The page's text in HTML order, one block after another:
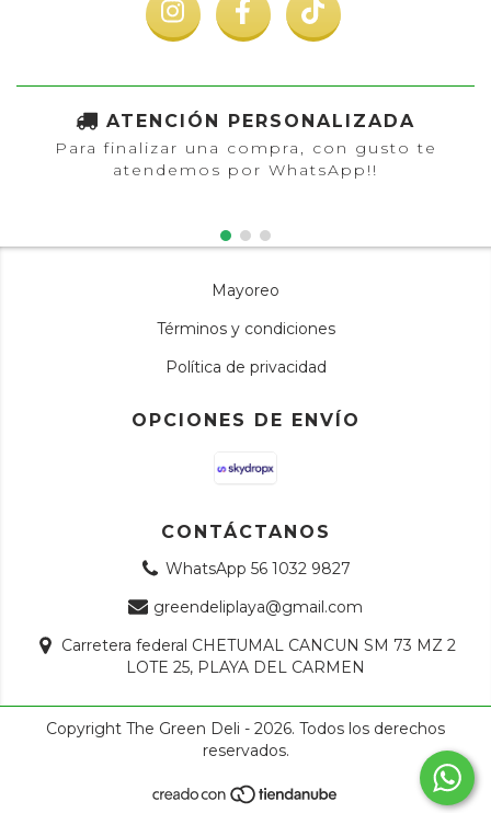
ATENCIÓN PERSONALIZADA
Para finalizar una compra, con gusto te
atendemos por WhatsApp!!
Mayoreo
Términos y condiciones
Política de privacidad
OPCIONES DE ENVÍO
CONTÁCTANOS
WhatsApp 56 1032 9827
greendeliplaya@gmail.com
Carretera federal CHETUMAL CANCUN SM 73 MZ 2
LOTE 25, PLAYA DEL CARMEN
Copyright The Green Deli - 2026. Todos los derechos
reservados.